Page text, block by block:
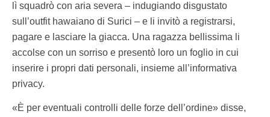
lì squadrò con aria severa – indugiando disgustato
sull’outfit hawaiano di Surici – e li invitò a registrarsi,
pagare e lasciare la giacca. Una ragazza bellissima li
accolse con un sorriso e presentò loro un foglio in cui
inserire i propri dati personali, insieme all’informativa
privacy.
«È per eventuali controlli delle forze dell’ordine» disse,